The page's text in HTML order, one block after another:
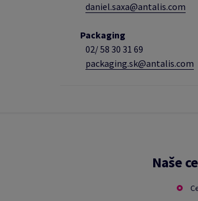
daniel.saxa@antalis.com
Packaging
02/58 30 31 69
packaging.sk@antalis.com
Naše